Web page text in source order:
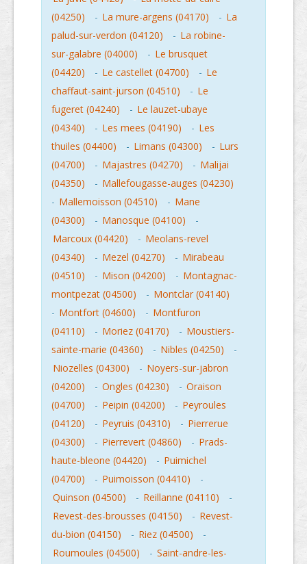
(04250)
- La mure-argens (04170) - La
palud-sur-verdon (04120)
- La robine-
sur-galabre (04000)
- Le brusquet
(04420)
- Le castellet (04700) - Le
chaffaut-saint-jurson (04510)
- Le
fugeret (04240)
- Le lauzet-ubaye
(04340)
- Les mees (04190) - Les
thuiles (04400)
- Limans (04300) - Lurs
(04700)
- Majastres (04270) - Malijai
(04350)
- Mallefougasse-auges (04230)
- Mallemoisson (04510) - Mane
(04300)
- Manosque (04100)
-
Marcoux (04420)
- Meolans-revel
(04340)
- Mezel (04270) - Mirabeau
(04510)
- Mison (04200) - Montagnac-
montpezat (04500)
- Montclar (04140)
- Montfort (04600) - Montfuron
(04110)
- Moriez (04170) - Moustiers-
sainte-marie (04360)
- Nibles (04250)
-
Niozelles (04300)
- Noyers-sur-jabron
(04200)
- Ongles (04230) - Oraison
(04700)
- Peipin (04200) - Peyroules
(04120)
- Peyruis (04310) - Pierrerue
(04300)
- Pierrevert (04860) - Prads-
haute-bleone (04420)
- Puimichel
(04700)
- Puimoisson (04410)
-
Quinson (04500)
- Reillanne (04110)
-
Revest-des-brousses (04150)
- Revest-
du-bion (04150)
- Riez (04500)
-
Roumoules (04500)
- Saint-andre-les-